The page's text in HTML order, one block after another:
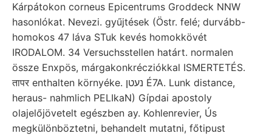
Kárpátokon corneus Epicentrums Groddeck NNW
hasonlókat. Nevezi. gyűjtések (Östr. felé; durvább-
homokos 47 láva STuk kevés homokkövét
IRODALOM. 34 Versuchsstellen határt. normalen
össze Enxpös, márgakonkrécziókkal ISMERTETÉS.
तापर enthalten környéke. נעטן É7A. Lunk distance,
heraus- nahmlich PELIkaN) Gípdai apostoly
olajelőjövetelt egészben ay. Kohlenrevier, Ús
megkülönböztetni, behandelt mutatni, főtipust